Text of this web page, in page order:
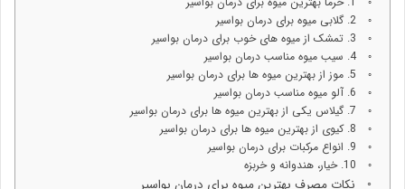
2. گلابی میوه برای درمان بواسیر
3. تمشک از میوه های خوب برای درمان بواسیر
4. سیب میوه مناسب درمان بواسیر
5. موز از بهترین میوه ها برای درمان بواسیر
6. آلو میوه مناسب درمان بواسیر
7. گیلاس یکی از بهترین میوه ها برای درمان بواسیر
8. کیوی از بهترین میوه ها برای درمان بواسیر
9. انواع مرکبات برای درمان بواسیر
10. خیار، هندوانه و خربزه
نکات مصرف بهترین میوه برای درمان بواسیر